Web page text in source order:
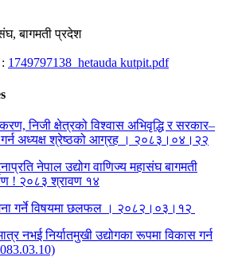
बागमती प्रदेश
1749797138_hetauda kutpit.pdf
निजी क्षेत्रको विश्वास अभिवृद्धि र सरकार–
गर्न अध्यक्ष श्रेष्ठको आग्रह । २०८३।०४।२२
नेपाल उद्योग वाणिज्य महासंघ बागमती
! २०८३ श्रावण १४
गर्ने विषयमा छलफल । २०८२।०३।१२
नभई निर्यातमुखी उद्योगका रूपमा विकास गर्न